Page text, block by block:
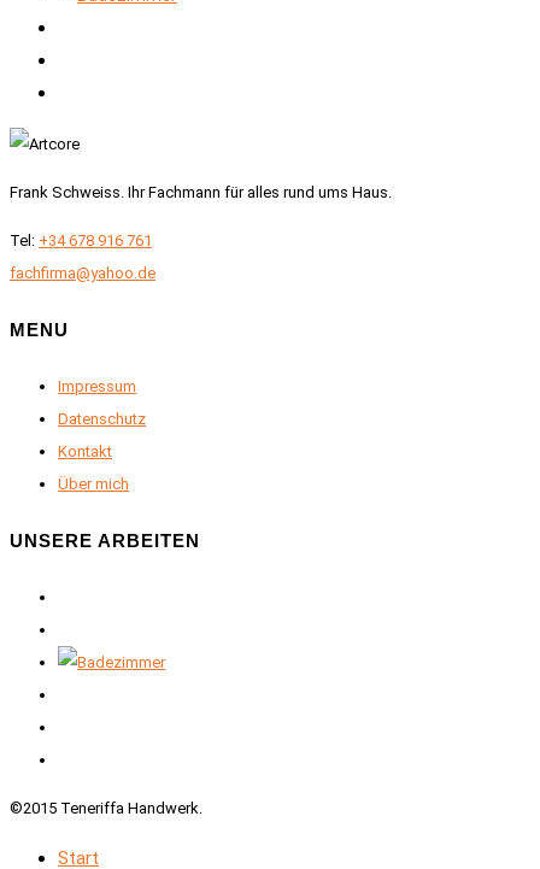
Frank Schweiss. Ihr Fachmann für alles rund ums Haus.
Tel: +34 678 916 761
fachfirma@yahoo.de
MENU
Impressum
Datenschutz
Kontakt
Über mich
UNSERE ARBEITEN
©2015 Teneriffa Handwerk.
Start